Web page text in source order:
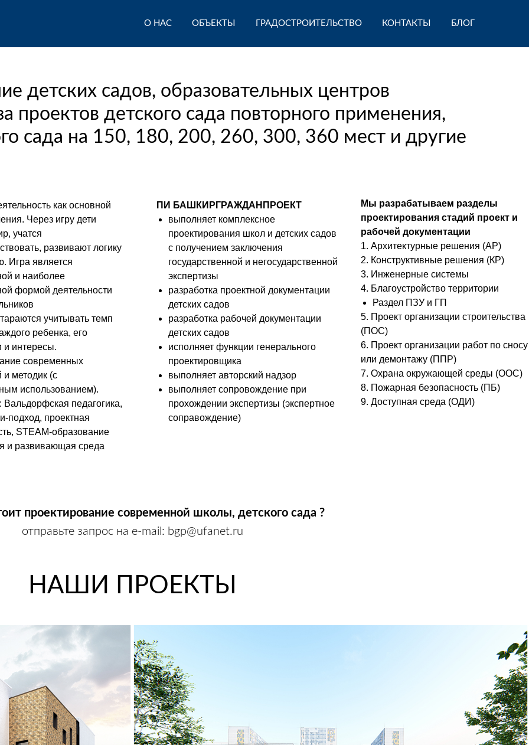
О НАС ОБЪЕКТЫ ГРАДОСТРОИТЕЛЬСТВО КОНТАКТЫ БЛОГ
детских садов, образовательных центров
проектов детского сада повторного применения,
сада на 150, 180, 200, 260, 300, 360 мест и другие
Мы разрабатываем разделы
проектирования стадий проект и
рабочей документации
1. Архитектурные решения (АР)
2. Конструктивные решения (КР)
3. Инженерные системы
4. Благоустройство территории
Раздел ПЗУ и ГП
5. Проект организации строительства
(ПОС)
6. Проект организации работ по сносу
или демонтажу (ППР)
7. Охрана окружающей среды (ООС)
8. Пожарная безопасность (ПБ)
9. Доступная среда (ОДИ)
ПИ БАШКИРГРАЖДАНПРОЕКТ
выполняет комплексное
проектирования школ и детских садов
с получением заключения
государственной и негосударственной
экспертизы
разработка проектной документации
детских садов
разработка рабочей документации
детских садов
исполняет функции генерального
проектировщика
выполняет авторский надзор
выполняет сопровождение при
прохождении экспертизы (экспертное
соправождение)
как основной
Через игру дети
учатся
развивают логику
Игра является
и наиболее
формой деятельности
учитывать темп
ребенка, его
и интересы.
современных
и методик (с
использованием).
Вальдорфская педагогика,
подход, проектная
STEAM-образование
и развивающая среда
проектирование современной школы, детского сада ?
отправьте запрос на e-mail: bgp@ufanet.ru
НАШИ ПРОЕКТЫ